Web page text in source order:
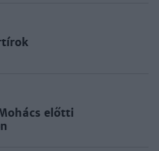
előtti